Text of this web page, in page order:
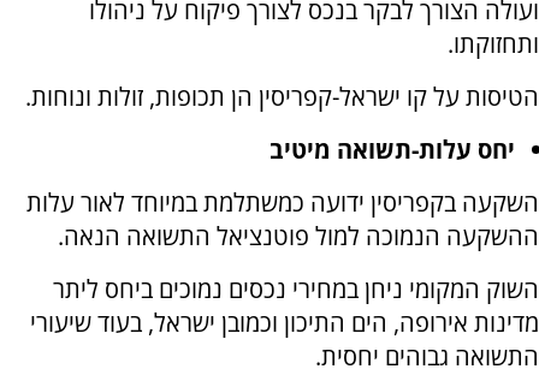
ועולה הצורך לבקר בנכס לצורך פיקוח על ניהולו
ותחזוקתו.
הטיסות על קו ישראל-קפריסין הן תכופות, זולות ונוחות.
יחס עלות-תשואה מיטיב
השקעה בקפריסין ידועה כמשתלמת במיוחד לאור עלות
ההשקעה הנמוכה למול פוטנציאל התשואה הנאה.
השוק המקומי ניחן במחירי נכסים נמוכים ביחס ליתר
מדינות אירופה, הים התיכון וכמובן ישראל, בעוד שיעורי
התשואה גבוהים יחסית.